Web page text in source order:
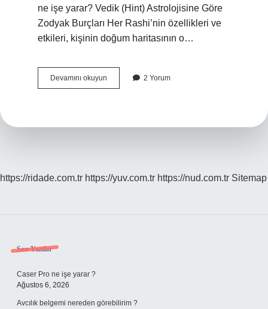
ne işe yarar? Vedik (Hint) Astrolojisine Göre
Zodyak Burçları Her Rashi’nin özellikleri ve
etkileri, kişinin doğum haritasının o…
Devamını okuyun
Rasi
2 Yorum
https://ridade.com.tr https://yuv.com.tr https://nud.com.tr Sitemap
Sidebar
Son Yazılar
Caser Pro ne işe yarar ?
Ağustos 6, 2026
Avcılık belgemi nereden görebilirim ?